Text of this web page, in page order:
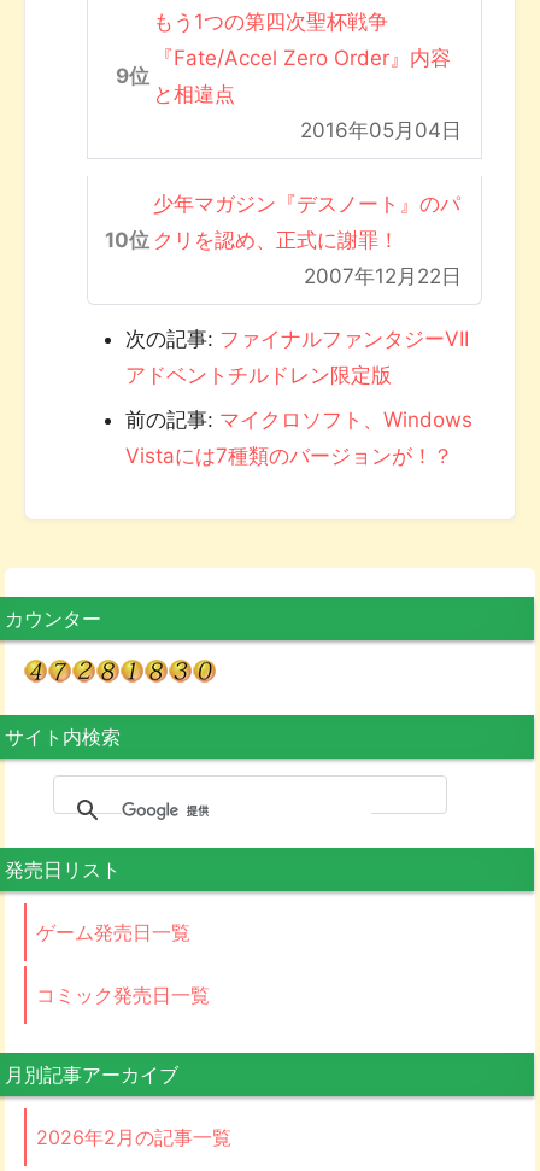
もう1つの第四次聖杯戦争
『Fate/Accel Zero Order』内容
と相違点
2016年05月04日
少年マガジン『デスノート』のパ
クリを認め、正式に謝罪！
2007年12月22日
次の記事: ファイナルファンタジーVII
アドベントチルドレン限定版
前の記事: マイクロソフト、Windows
Vistaには7種類のバージョンが！？
カウンター
サイト内検索
発売日リスト
ゲーム発売日一覧
コミック発売日一覧
月別記事アーカイブ
2026年2月の記事一覧